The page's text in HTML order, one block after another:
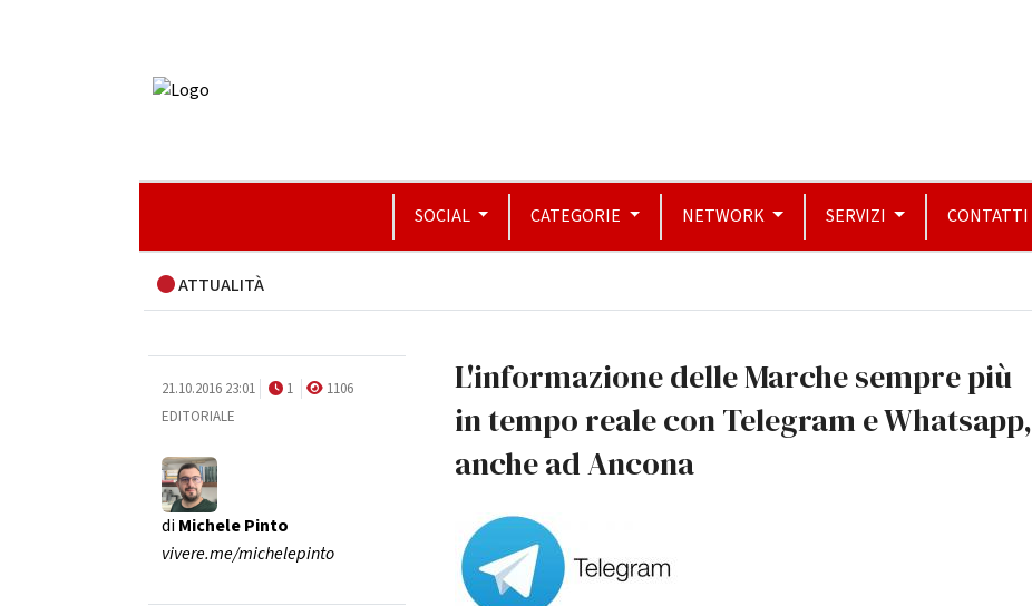
SOCIAL CATEGORIE NETWORK SERVIZI CONTATTI
ATTUALITÀ
21.10.2016 23:01 1
1106
EDITORIALE
diMichele Pinto
vivere.me/michelepinto
L'informazione delle Marche sempre più
in tempo reale con Telegram e Whatsapp,
anche ad Ancona